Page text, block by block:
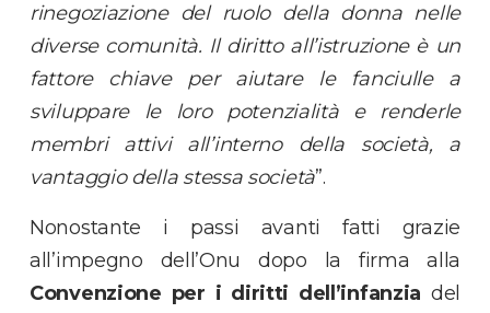
rinegoziazione del ruolo della donna nelle
diverse comunità. Il diritto all’istruzione è un
fattore chiave per aiutare le fanciulle a
sviluppare le loro potenzialità e renderle
membri attivi all’interno della società, a
vantaggio della stessa società”.
Nonostante i passi avanti fatti grazie
all’impegno dell’Onu dopo la firma alla
Convenzione per i diritti dell’infanzia del